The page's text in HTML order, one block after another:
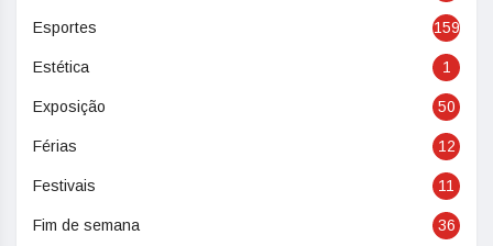
Esportes 159
Estética 1
Exposição 50
Férias 12
Festivais 11
Fim de semana 36